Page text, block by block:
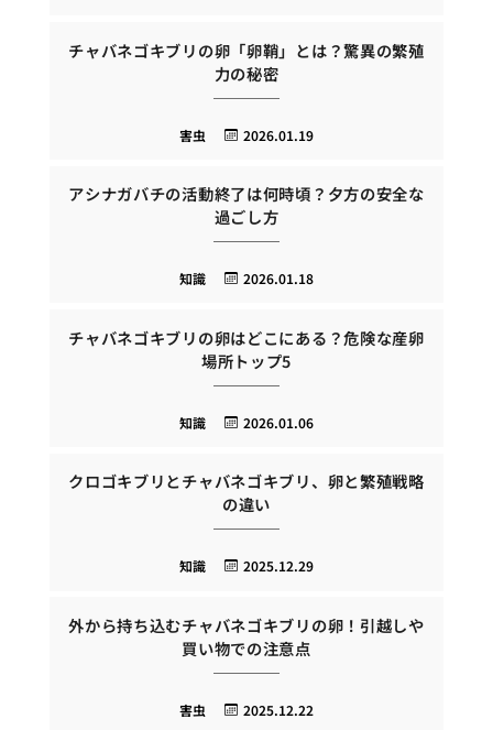
チャバネゴキブリの卵「卵鞘」とは？驚異の繁殖
力の秘密
2026.01.19
害虫
アシナガバチの活動終了は何時頃？夕方の安全な
過ごし方
2026.01.18
知識
チャバネゴキブリの卵はどこにある？危険な産卵
場所トップ5
2026.01.06
知識
クロゴキブリとチャバネゴキブリ、卵と繁殖戦略
の違い
2025.12.29
知識
外から持ち込むチャバネゴキブリの卵！引越しや
買い物での注意点
2025.12.22
害虫